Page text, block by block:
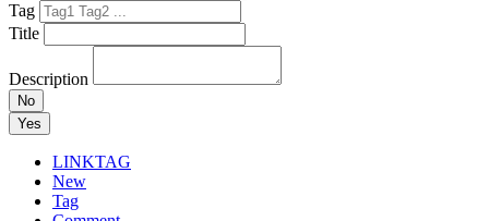
Tag
Title
Description
No
Yes
LINKTAG
New
Tag